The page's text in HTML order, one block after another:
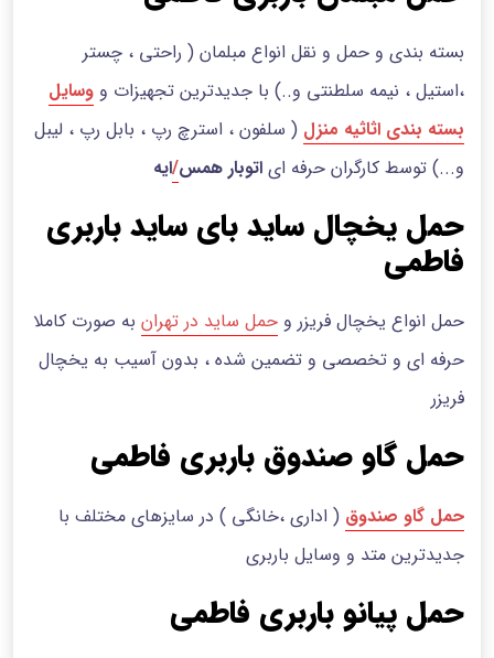
بسته بندی و حمل و نقل انواع مبلمان ( راحتی ، چستر
،استیل ، نیمه سلطنتی و..) با جدیدترین تجهیزات و وسایل
بسته بندی اثاثیه منزل ( سلفون ، استرچ رپ ، بابل رپ ، لیبل
و...) توسط کارگران حرفه ای اتوبار همس/ایه
حمل یخچال ساید بای ساید باربری
فاطمی
حمل انواع یخچال فریزر و حمل ساید در تهران به صورت کاملا
حرفه ای و تخصصی و تضمین شده ، بدون آسیب به یخچال
فریزر
حمل گاو صندوق باربری فاطمی
حمل گاو صندوق ( اداری ،خانگی ) در سایزهای مختلف با
جدیدترین متد و وسایل باربری
حمل پیانو باربری فاطمی